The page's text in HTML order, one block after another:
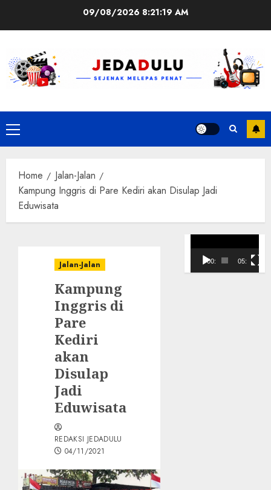
09/08/2026 8:21:20 AM
Primary
Menu
Home
Jalan-Jalan
Kampung Inggris di Pare Kediri akan Disulap Jadi
Eduwisata
Jalan-Jalan
Kampung
Inggris di
Pare
Kediri
akan
Disulap
Jadi
Eduwisata
REDAKSI JEDADULU
04/11/2021
Video
00:00 05:10